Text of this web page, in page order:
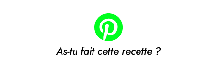
As-tu fait cette recette ?